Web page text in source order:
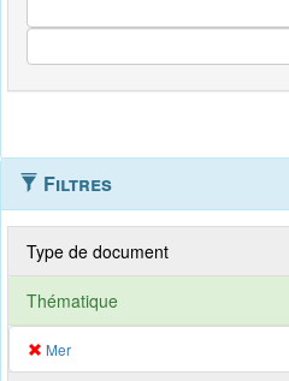
Filtres
Type de document
Thématique
Mer